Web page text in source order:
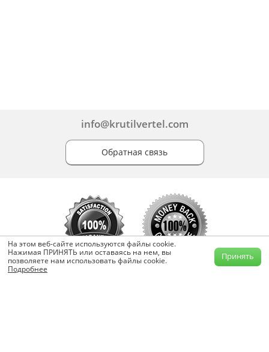
info@krutilvertel.com
Обратная связь
На этом веб-сайте используются файлы cookie.
Нажимая ПРИНЯТЬ или оставаясь на нем, вы
позволяете нам использовать файлы cookie.
Подробнее
Принять